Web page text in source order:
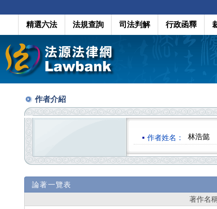
精選六法 法規查詢 司法判解 行政函釋
作者介紹
作者姓名： 林浩懿
論著一覽表
著作名